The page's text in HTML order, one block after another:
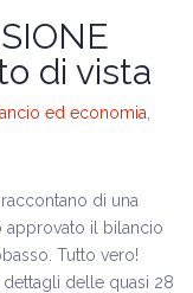
di vista
ed economia
di una
approvato il bilancio
Tutto vero!
delle quasi 28